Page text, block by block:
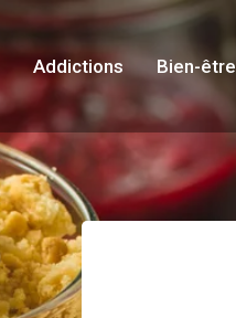
Addictions Bien-être